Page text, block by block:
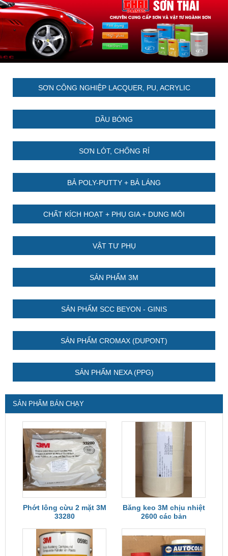
SƠN CÔNG NGHIỆP LACQUER, PU, ACRYLIC
DẦU BÓNG
SƠN LÓT, CHỐNG RỈ
BẢ POLY-PUTTY + BẢ LÁNG
CHẤT KÍCH HOẠT + PHỤ GIA + DUNG MÔI
VẬT TƯ PHỤ
SẢN PHẨM 3M
SẢN PHẨM SCC BEYON - GINIS
SẢN PHẨM CROMAX (DUPONT)
SẢN PHẨM NEXA (PPG)
SẢN PHẨM BÁN CHẠY
Phớt lông cừu 2 mặt 3M
33280
Băng keo 3M chịu nhiệt
2600 các bản